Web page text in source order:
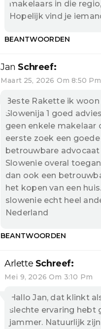
makelaars in die
Hopelijk vind je
BEANTWOORDEN
Jan Schreef:
Maart 25, 2026 Om 8:50 Pm
Beste Rakette ik woon
Slowenija 1 goed
geen enkele makelaar
eerste zoek een goede
betrouwbare advocaat
Slowenie overal
dan ook een
het kopen van een
slowenie echt heel
Nederland
BEANTWOORDEN
Arlette Schreef:
Mei 9, 2026 Om 3:10 Pm
Hallo Jan, dat klinkt
slechte ervaring hebt
jammer. Natuurlijk